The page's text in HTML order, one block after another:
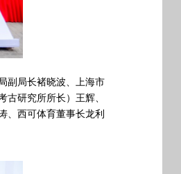
副局长褚晓波、上海市
研究所所长）王辉、
、西可体育董事长龙利